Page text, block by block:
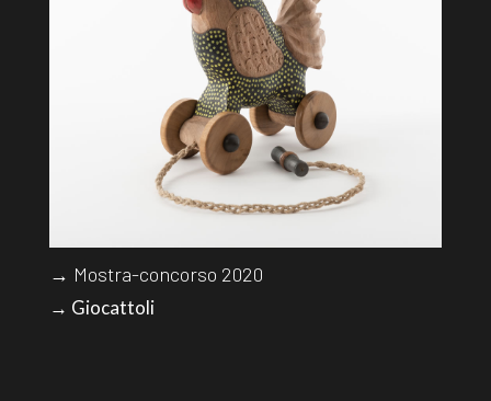
→ Mostra-concorso 2020
→ Giocattoli